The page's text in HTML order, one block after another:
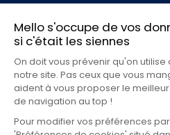
Mello s'occupe de vos
si c'était les siennes
On doit vous prévenir qu'on utilise
notre site. Pas ceux que vous
aident à vous proposer le
de navigation au top !
Pour modifier vos préférences
Matelas 120x190
Matelas 140x190
Matelas 140x200
Matelas 160x200
Matelas 180x200
Matelas 200x200